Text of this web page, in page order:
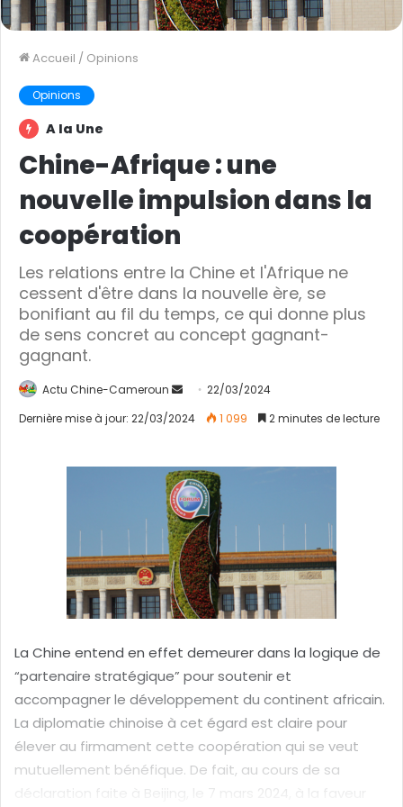
Accueil / Opinions
Opinions
A la Une
Chine-Afrique : une
nouvelle impulsion dans la
coopération
Les relations entre la Chine et l'Afrique ne
cessent d'être dans la nouvelle ère, se
bonifiant au fil du temps, ce qui donne plus
de sens concret au concept gagnant-
gagnant.
Actu Chine-Cameroun
n
y
e
r
u
n
c
o
r
22/03/2024
Dernière mise à jour: 22/03/2024
1 099 2 minutes de lecture
La Chine entend en effet demeurer dans la logique de
“partenaire stratégique” pour soutenir et
accompagner le développement du continent africain.
La diplomatie chinoise à cet égard est claire pour
élever au firmament cette coopération qui se veut
mutuellement bénéfique. De fait, au cours de sa
déclaration faite à Beijing, le 7 mars 2024, à la faveur